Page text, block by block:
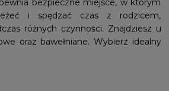
bezpieczne miejsce, w którym
i spędzać czas z rodzicem,
różnych czynności. Znajdziesz u
oraz bawełniane. Wybierz idealny